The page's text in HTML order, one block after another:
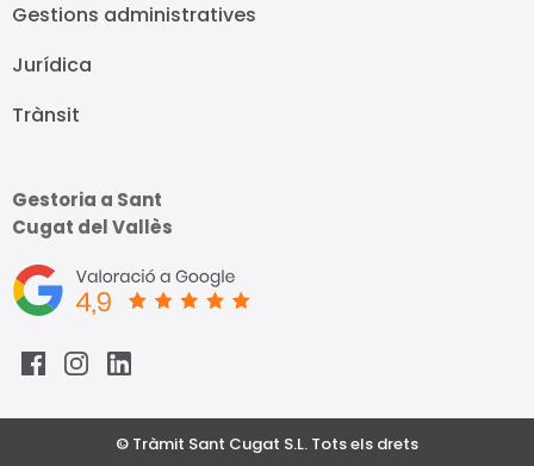
Gestions administratives
Jurídica
Trànsit
Gestoria a Sant
Cugat del Vallès
© Tràmit Sant Cugat S.L. Tots els drets